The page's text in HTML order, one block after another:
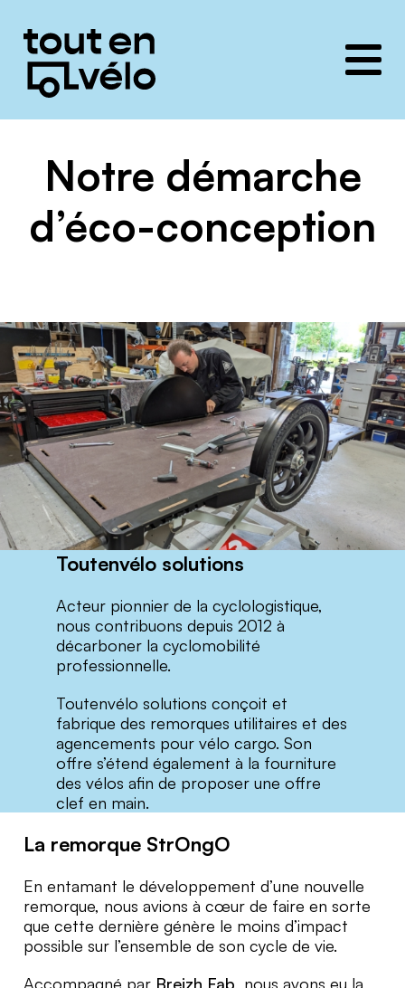
Toutenvélo
solutions
Notre démarche
d’éco-conception
Toutenvélo solutions
Acteur pionnier de la cyclologistique,
nous contribuons depuis 2012 à
décarboner la cyclomobilité
professionnelle.
Toutenvélo solutions conçoit et
fabrique des remorques utilitaires et des
agencements pour vélo cargo. Son
offre s’étend également à la fourniture
des vélos afin de proposer une offre
clef en main.
La remorque StrOngO
En entamant le développement d’une nouvelle
remorque, nous avions à cœur de faire en sorte
que cette dernière génère le moins d’impact
possible sur l’ensemble de son cycle de vie.
Accompagné par Breizh Fab, nous avons eu la